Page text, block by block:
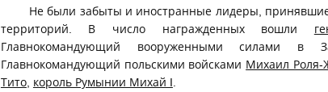
Не были забыты и иностранные лидеры,
территорий. В число награжденных вошли
Главнокомандующий вооруженными силами в
Главнокомандующий польскими войсками Михаил Роля-
Тито, король Румынии Михай I.